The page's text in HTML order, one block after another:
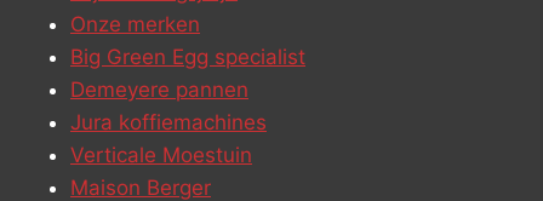
Onze merken
Big Green Egg specialist
Demeyere pannen
Jura koffiemachines
Verticale Moestuin
Maison Berger